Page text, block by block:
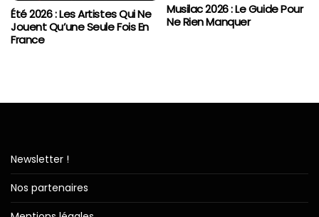
Été 2026 : Les Artistes Qui Ne
Jouent Qu’une Seule Fois En
France
Musilac 2026 : Le Guide Pour
Ne Rien Manquer
Newsletter !
Nos partenaires